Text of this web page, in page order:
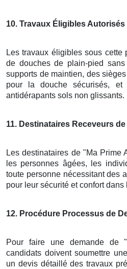
10. Travaux Éligibles Autorisés
Les travaux éligibles sous cette
de douches de plain-pied
supports de maintien, des
pour la douche sécurisés, et
antidérapants sols non glissants.
11. Destinataires Receveurs de
Les destinataires de "Ma Prime
les personnes âgées, les
toute personne nécessitant des
pour leur sécurité et confort
12. Procédure Processus de
Pour faire une demande de
candidats doivent soumettre
un devis détaillé des travaux